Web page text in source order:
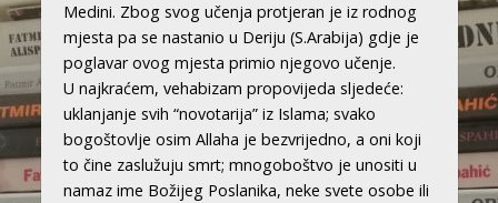
Medini. Zbog svog učenja protjeran je iz rodnog
mjesta pa se nastanio u Deriju (S.Arabija) gdje je
poglavar ovog mjesta primio njegovo učenje.
U najkraćem, vehabizam propovijeda sljedeće:
uklanjanje svih “novotarija” iz Islama; svako
bogoštovlje osim Allaha je bezvrijedno, a oni koji
to čine zaslužuju smrt; mnogoboštvo je unositi u
namaz ime Božijeg Poslanika, neke svete osobe ili